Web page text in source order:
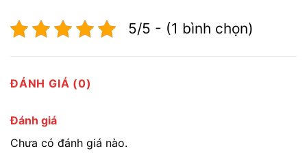
5/5 - (1 bình chọn)
ĐÁNH GIÁ (0)
Đánh giá
Chưa có đánh giá nào.